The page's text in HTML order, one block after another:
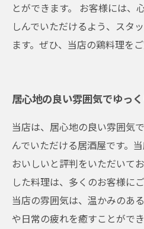
とができます。 お客様には、
しんでいただけるよう、スタ
ます。ぜひ、当店の鶏料理を
居心地の良い雰囲気でゆっ
当店は、居心地の良い雰囲気
んでいただける居酒屋です。
おいしいと評判をいただいて
した料理は、多くのお客様に
当店の雰囲気は、温かみのあ
や日常の疲れを癒すことがで